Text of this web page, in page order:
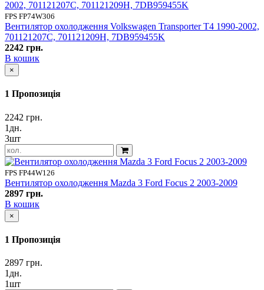
FPS FP74W306
Вентилятор охолодження Volkswagen Transporter T4 1990-2002,
701121207C, 701121209H, 7DB959455K
2242 грн.
В кошик
×
1 Пропозиція
2242 грн.
1дн.
3шт
FPS FP44W126
Вентилятор охолодження Mazda 3 Ford Focus 2 2003-2009
2897 грн.
В кошик
×
1 Пропозиція
2897 грн.
1дн.
1шт